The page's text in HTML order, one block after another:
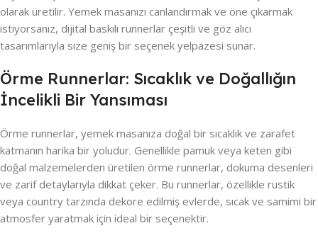
olarak üretilir. Yemek masanızı canlandırmak ve öne çıkarmak
istiyorsanız, dijital baskılı runnerlar çeşitli ve göz alıcı
tasarımlarıyla size geniş bir seçenek yelpazesi sunar.
Örme Runnerlar: Sıcaklık ve Doğallığın
İncelikli Bir Yansıması
Örme runnerlar, yemek masanıza doğal bir sıcaklık ve zarafet
katmanın harika bir yoludur. Genellikle pamuk veya keten gibi
doğal malzemelerden üretilen örme runnerlar, dokuma desenleri
ve zarif detaylarıyla dikkat çeker. Bu runnerlar, özellikle rustik
veya country tarzında dekore edilmiş evlerde, sıcak ve samimi bir
atmosfer yaratmak için ideal bir seçenektir.